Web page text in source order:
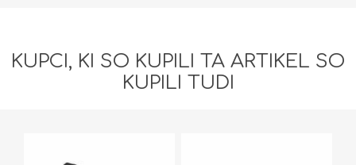
KUPCI, KI SO KUPILI TA ARTIKEL SO
KUPILI TUDI